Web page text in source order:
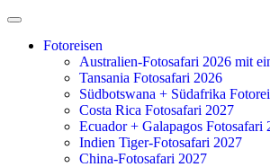
Zum
springenFotoreisen
Australien-Fotosafari 2026 mit
Tansania Fotosafari 2026
Südbotswana + Südafrika
Costa Rica Fotosafari 2027
Ecuador + Galapagos Fotosafari
Indien Tiger-Fotosafari 2027
China-Fotosafari 2027